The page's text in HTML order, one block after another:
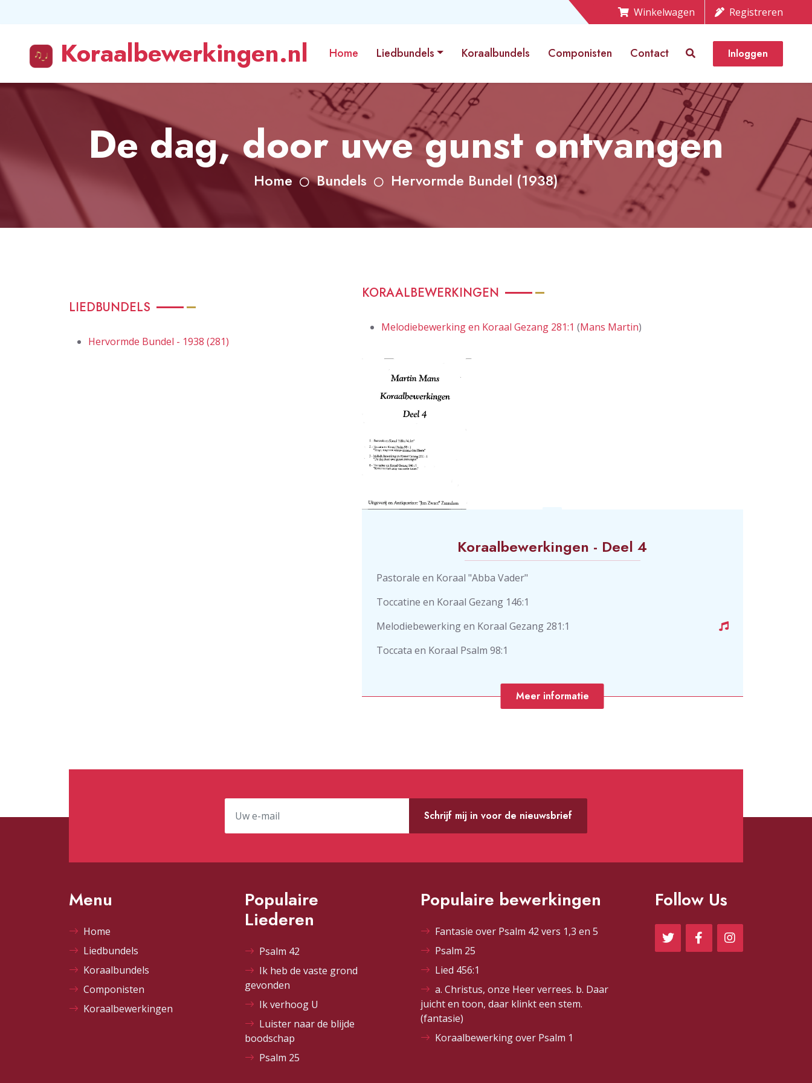
Winkelwagen Registreren
Koraalbewerkingen.nl Home Liedbundels Koraalbundels Componisten Contact Inloggen
De dag, door uwe gunst ontvangen
Home Bundels Hervormde Bundel (1938)
LIEDBUNDELS
Hervormde Bundel - 1938 (281)
KORAALBEWERKINGEN
Melodiebewerking en Koraal Gezang 281:1 (Mans Martin)
Koraalbewerkingen - Deel 4
Pastorale en Koraal "Abba Vader"
Toccatine en Koraal Gezang 146:1
Melodiebewerking en Koraal Gezang 281:1
Toccata en Koraal Psalm 98:1
Meer informatie
Schrijf mij in voor de nieuwsbrief
Menu
Home
Liedbundels
Koraalbundels
Componisten
Koraalbewerkingen
Populaire
Liederen
Psalm 42
Ik heb de vaste grond
gevonden
Ik verhoog U
Luister naar de blijde
boodschap
Psalm 25
Populaire bewerkingen
Fantasie over Psalm 42 vers 1,3 en 5
Psalm 25
Lied 456:1
a. Christus, onze Heer verrees. b. Daar
juicht en toon, daar klinkt een stem.
(fantasie)
Koraalbewerking over Psalm 1
Follow Us